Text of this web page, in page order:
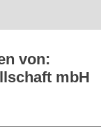
von:
mbH